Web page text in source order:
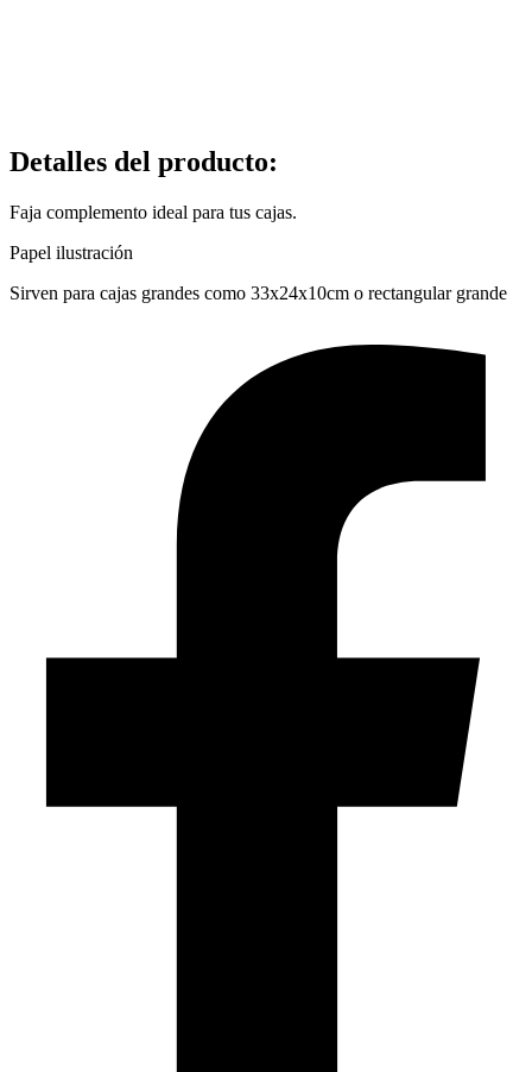
Detalles del producto:
Faja complemento ideal para tus cajas.
Papel ilustración
Sirven para cajas grandes como 33x24x10cm o rectangular grande